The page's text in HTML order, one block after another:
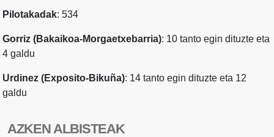
Pilotakadak: 534
Gorriz (Bakaikoa-Morgaetxebarria): 10 tanto egin dituzte eta
4 galdu
Urdinez (Exposito-Bikuña): 14 tanto egin dituzte eta 12
galdu
AZKEN ALBISTEAK